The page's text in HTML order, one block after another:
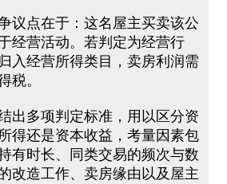
议点在于：这名屋主买卖该公
经营活动。若判定为经营行
入经营所得类目，卖房利润需
税。
出多项判定标准，用以区分资
得还是资本收益，考量因素包
有时长、同类交易的频次与数
改造工作、卖房缘由以及屋主